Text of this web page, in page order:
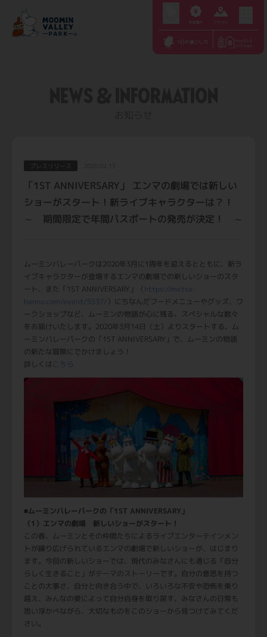
プレスリリース
「1ST ANNIVERSARY」 エンマの劇場では新しい
ショーがスタート！新ライブキャラクターは？！
～ 期間限定で年間パスポートの発売が決定！ ～
ムーミンバレーパークは2020年3月に1周年を迎えるとともに、新ラ
イブキャラクターが登場するエンマの劇場での新しいショーのスタ
ート、また「1ST ANNIVERSARY」（ https://metsa-
hanno.com/event/5537/ ）にちなんだフードメニューやグッズ、ワ
ークショップなど、ムーミンの物語が心に残る、スペシャルな数々
をお届けいたします。2020年3月14日（土）よりスタートする、ム
ーミンバレーパークの「1ST ANNIVERSARY」で、ムーミンの物語
の新たな冒険にでかけましょう！
詳しくは こちら
■ムーミンバレーパークの「1ST ANNIVERSARY」
（1）エンマの劇場 新しいショーがスタート！
この春、ムーミンとその仲間たちによるライブエンターテインメン
トが繰り広げられているエンマの劇場で新しいショーが、はじまり
ます。今回の新しいショーでは、現代のみなさんにも通じる「自分
らしく生きること」がテーマのストーリーです。自分の意思を持つ
ことの大事さ、自分と向き合う中で、いろいろな不安や恐怖を乗り
越え、みんなの愛によって自分自身を取り戻す、みなさんの日常も
思い浮かべながら、大切なものをこのショーから見つけてみてくだ
さい。